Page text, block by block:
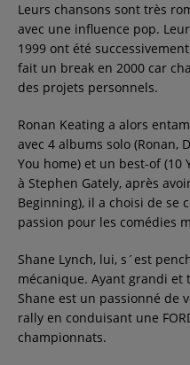
Leurs chansons sont très
avec une influence pop.
1999 ont été
fait un break en 2000 car
des projets personnels.
Ronan Keating a alors
avec 4 albums solo (Ronan,
You home) et un best-of (10
à Stephen Gately, après
Beginning), il a choisi de se
passion pour les comédies
Shane Lynch, lui, s´est
mécanique. Ayant grandi et
Shane est un passionné de
rally en conduisant une
championnats.